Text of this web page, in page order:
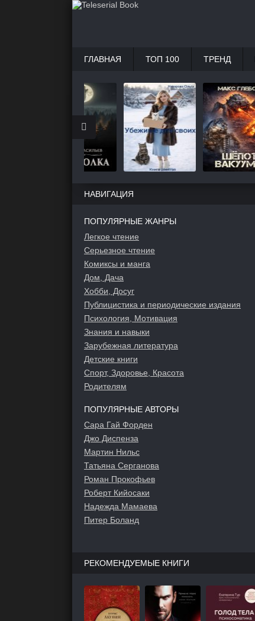
НАВИГАЦИЯ
ПОПУЛЯРНЫЕ ЖАНРЫ
Легкое чтение
Серьезное чтение
Комиксы и манга
Дом, Дача
Хобби, Досуг
Публицистика и периодические издания
Психология, Мотивация
Знания и навыки
Зарубежная литература
Детские книги
Спорт, Здоровье, Красота
Родителям
ПОПУЛЯРНЫЕ АВТОРЫ
Сара Гай Форден
Джо Диспенза
Мартин Нильс
Татьяна Серганова
Роман Прокофьев
Роберт Кийосаки
Надежда Мамаева
Питер Боланд
РЕКОМЕНДУЕМЫЕ КНИГИ
ГЛАВНАЯ ТОП 100 ТРЕНД